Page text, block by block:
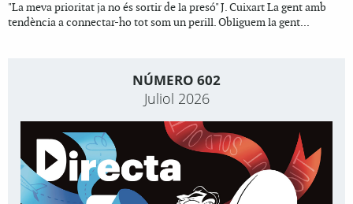
"La meva prioritat ja no és sortir de la presó" J. Cuixart La gent amb
tendència a connectar-ho tot som un perill. Obliguem la gent...
NÚMERO 602
Juliol 2026